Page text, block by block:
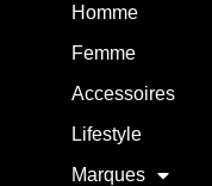
Homme
Femme
Accessoires
Lifestyle
Marques